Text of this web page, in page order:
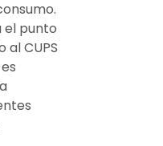
el punto
CUPS